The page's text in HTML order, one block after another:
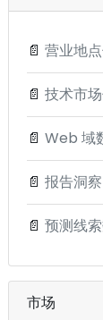
📄 营业地
📄 技术市
📄 Web 域
📄 报告洞察
📄 预测线
市场